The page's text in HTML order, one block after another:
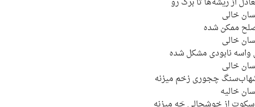
خالی
ممکن شده
خالی
نابودی مشکل شده
خالی
چجوری زخم میزنه
خالیه